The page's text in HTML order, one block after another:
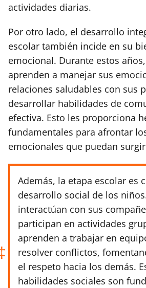
actividades diarias.
Por otro lado, el desarrollo
escolar también incide en su
emocional. Durante estos
aprenden a manejar sus
relaciones saludables con sus
desarrollar habilidades de
efectiva. Esto les proporciona
fundamentales para afrontar
emocionales que puedan
Además, la etapa escolar es
desarrollo social de los
interactúan con sus
participan en actividades
aprenden a trabajar en
resolver conflictos,
el respeto hacia los demás.
habilidades sociales son